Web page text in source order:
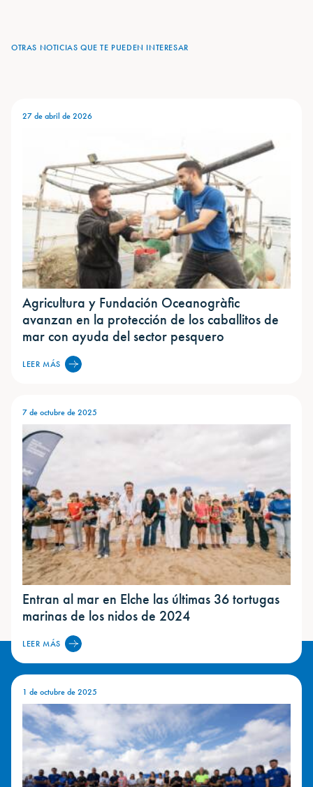
OTRAS NOTICIAS QUE TE PUEDEN INTERESAR
27 de abril de 2026
Agricultura y Fundación Oceanogràfic
avanzan en la protección de los caballitos de
mar con ayuda del sector pesquero
LEER MÁS
7 de octubre de 2025
Entran al mar en Elche las últimas 36 tortugas
marinas de los nidos de 2024
LEER MÁS
1 de octubre de 2025